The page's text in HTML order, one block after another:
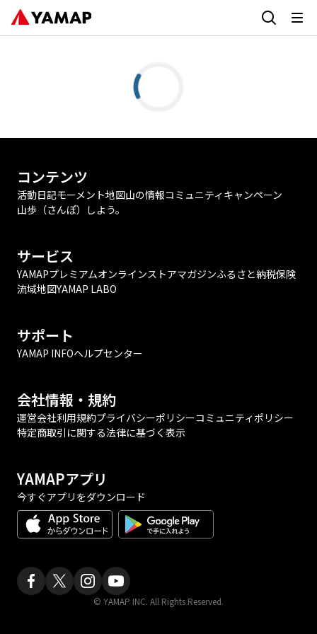
コンテンツ
活動日記モーメント地図山の情報コミュニティ キャンペーン
山歩（さんぽ）しよう。
サービス
YAMAPプレミアムオンラインストアマガジンふるさと納税保険
流域地図YAMAP LABO
サポート
YAMAP INFOヘルプセンター
会社情報・規約
運営会社利用規約プライバシーポリシーコミュニティポリシー
特定商取引に関する法律に基づく表示
YAMAPアプリ
今すぐアプリをダウンロード
© YAMAP INC. All Rights Reserved.